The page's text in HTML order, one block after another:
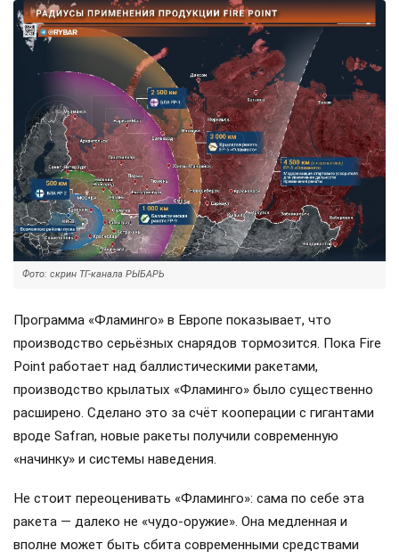
Фото: скрин ТГ-канала РЫБАРЬ
Программа «Фламинго» в Европе показывает, что
производство серьёзных снарядов тормозится. Пока Fire
Point работает над баллистическими ракетами,
производство крылатых «Фламинго» было существенно
расширено. Сделано это за счёт кооперации с гигантами
вроде Safran, новые ракеты получили современную
«начинку» и системы наведения.
Не стоит переоценивать «Фламинго»: сама по себе эта
ракета — далеко не «чудо-оружие». Она медленная и
вполне может быть сбита современными средствами